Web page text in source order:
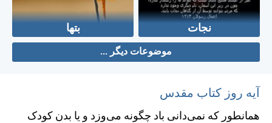
نجات بتها
موضوعات دیگر ...
آیه روز کتاب مقدس
همانطور كه نمی‌دانی باد چگونه می‌وزد و يا بدن كودک